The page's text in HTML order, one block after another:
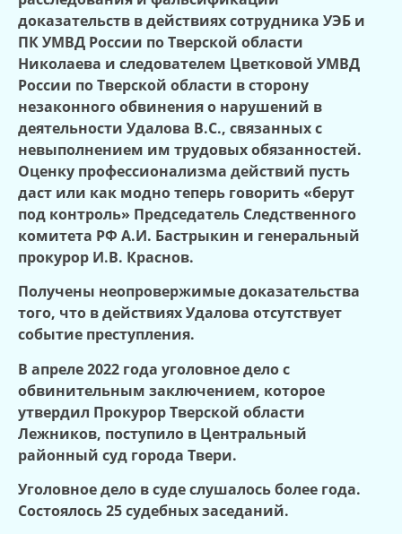
доказательств в действиях сотрудника УЭБ и
ПК УМВД России по Тверской области
Николаева и следователем Цветковой УМВД
России по Тверской области в сторону
незаконного обвинения о нарушений в
деятельности Удалова В.С., связанных с
невыполнением им трудовых обязанностей.
Оценку профессионализма действий пусть
даст или как модно теперь говорить «берут
под контроль» Председатель Следственного
комитета РФ А.И. Бастрыкин и генеральный
прокурор И.В. Краснов.
Получены неопровержимые доказательства
того, что в действиях Удалова отсутствует
событие преступления.
В апреле 2022 года уголовное дело с
обвинительным заключением, которое
утвердил Прокурор Тверской области
Лежников, поступило в Центральный
районный суд города Твери.
Уголовное дело в суде слушалось более года.
Состоялось 25 судебных заседаний.